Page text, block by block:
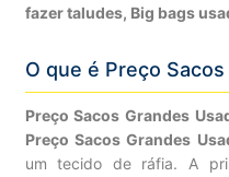
fazer taludes, Big bags
O que é Preço
Preço Sacos Grandes
Preço Sacos Grandes
um tecido de ráfia. A